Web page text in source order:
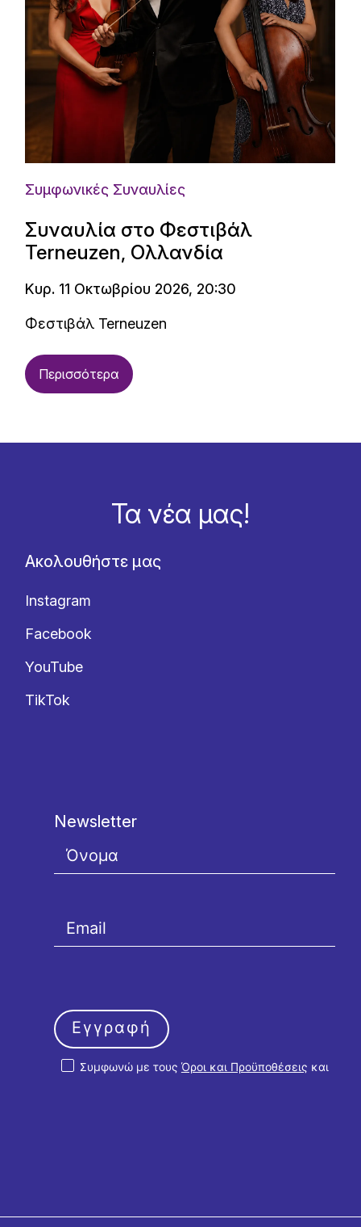
Συμφωνικές Συναυλίες
Συναυλία στο Φεστιβάλ
Terneuzen, Ολλανδία
Κυρ. 11 Οκτωβρίου 2026, 20:30
Φεστιβάλ Terneuzen
Περισσότερα
Τα νέα μας!
Ακολουθήστε μας
Instagram
Facebook
YouTube
TikTok
Newsletter
Συμφωνώ με τους Όροι και Προϋποθέσεις και
Εγγραφή